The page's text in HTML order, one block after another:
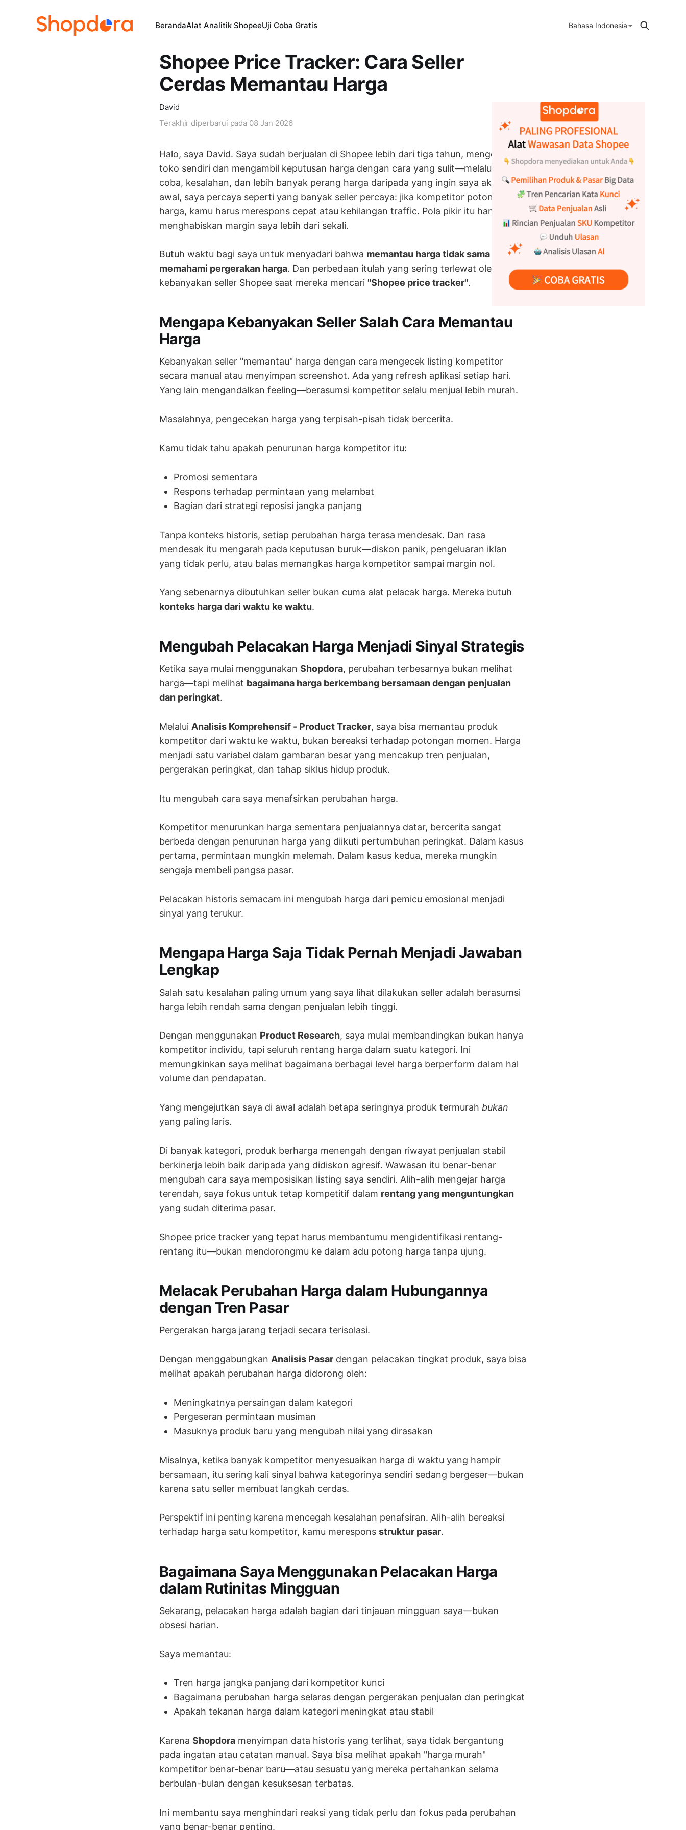
BerandaAlat Analitik ShopeeUji Coba Gratis Bahasa Indonesia
Shopee Price Tracker: Cara Seller
Cerdas Memantau Harga
David
Terakhir diperbarui pada 08 Jan 2026
Halo, saya David. Saya sudah berjualan di Shopee lebih dari tiga tahun, mengelola
toko sendiri dan mengambil keputusan harga dengan cara yang sulit—melalui coba-
coba, kesalahan, dan lebih banyak perang harga daripada yang ingin saya akui. Di
awal, saya percaya seperti yang banyak seller percaya: jika kompetitor potong
harga, kamu harus merespons cepat atau kehilangan traffic. Pola pikir itu hampir
menghabiskan margin saya lebih dari sekali.
Butuh waktu bagi saya untuk menyadari bahwa memantau harga tidak sama dengan
memahami pergerakan harga. Dan perbedaan itulah yang sering terlewat oleh
kebanyakan seller Shopee saat mereka mencari "Shopee price tracker".
Mengapa Kebanyakan Seller Salah Cara Memantau
Harga
Kebanyakan seller "memantau" harga dengan cara mengecek listing kompetitor
secara manual atau menyimpan screenshot. Ada yang refresh aplikasi setiap hari.
Yang lain mengandalkan feeling—berasumsi kompetitor selalu menjual lebih murah.
Masalahnya, pengecekan harga yang terpisah-pisah tidak bercerita.
Kamu tidak tahu apakah penurunan harga kompetitor itu:
Promosi sementara
Respons terhadap permintaan yang melambat
Bagian dari strategi reposisi jangka panjang
Tanpa konteks historis, setiap perubahan harga terasa mendesak. Dan rasa
mendesak itu mengarah pada keputusan buruk—diskon panik, pengeluaran iklan
yang tidak perlu, atau balas memangkas harga kompetitor sampai margin nol.
Yang sebenarnya dibutuhkan seller bukan cuma alat pelacak harga. Mereka butuh
konteks harga dari waktu ke waktu.
Mengubah Pelacakan Harga Menjadi Sinyal Strategis
Ketika saya mulai menggunakan Shopdora, perubahan terbesarnya bukan melihat
harga—tapi melihat bagaimana harga berkembang bersamaan dengan penjualan
dan peringkat.
Melalui Analisis Komprehensif - Product Tracker, saya bisa memantau produk
kompetitor dari waktu ke waktu, bukan bereaksi terhadap potongan momen. Harga
menjadi satu variabel dalam gambaran besar yang mencakup tren penjualan,
pergerakan peringkat, dan tahap siklus hidup produk.
Itu mengubah cara saya menafsirkan perubahan harga.
Kompetitor menurunkan harga sementara penjualannya datar, bercerita sangat
berbeda dengan penurunan harga yang diikuti pertumbuhan peringkat. Dalam kasus
pertama, permintaan mungkin melemah. Dalam kasus kedua, mereka mungkin
sengaja membeli pangsa pasar.
Pelacakan historis semacam ini mengubah harga dari pemicu emosional menjadi
sinyal yang terukur.
Mengapa Harga Saja Tidak Pernah Menjadi Jawaban
Lengkap
Salah satu kesalahan paling umum yang saya lihat dilakukan seller adalah berasumsi
harga lebih rendah sama dengan penjualan lebih tinggi.
Dengan menggunakan Product Research, saya mulai membandingkan bukan hanya
kompetitor individu, tapi seluruh rentang harga dalam suatu kategori. Ini
memungkinkan saya melihat bagaimana berbagai level harga berperform dalam hal
volume dan pendapatan.
Yang mengejutkan saya di awal adalah betapa seringnya produk termurah bukan
yang paling laris.
Di banyak kategori, produk berharga menengah dengan riwayat penjualan stabil
berkinerja lebih baik daripada yang didiskon agresif. Wawasan itu benar-benar
mengubah cara saya memposisikan listing saya sendiri. Alih-alih mengejar harga
terendah, saya fokus untuk tetap kompetitif dalam rentang yang menguntungkan
yang sudah diterima pasar.
Shopee price tracker yang tepat harus membantumu mengidentifikasi rentang-
rentang itu—bukan mendorongmu ke dalam adu potong harga tanpa ujung.
Melacak Perubahan Harga dalam Hubungannya
dengan Tren Pasar
Pergerakan harga jarang terjadi secara terisolasi.
Dengan menggabungkan Analisis Pasar dengan pelacakan tingkat produk, saya bisa
melihat apakah perubahan harga didorong oleh:
Meningkatnya persaingan dalam kategori
Pergeseran permintaan musiman
Masuknya produk baru yang mengubah nilai yang dirasakan
Misalnya, ketika banyak kompetitor menyesuaikan harga di waktu yang hampir
bersamaan, itu sering kali sinyal bahwa kategorinya sendiri sedang bergeser—bukan
karena satu seller membuat langkah cerdas.
Perspektif ini penting karena mencegah kesalahan penafsiran. Alih-alih bereaksi
terhadap harga satu kompetitor, kamu merespons struktur pasar.
Bagaimana Saya Menggunakan Pelacakan Harga
dalam Rutinitas Mingguan
Sekarang, pelacakan harga adalah bagian dari tinjauan mingguan saya—bukan
obsesi harian.
Saya memantau:
Tren harga jangka panjang dari kompetitor kunci
Bagaimana perubahan harga selaras dengan pergerakan penjualan dan peringkat
Apakah tekanan harga dalam kategori meningkat atau stabil
Karena Shopdora menyimpan data historis yang terlihat, saya tidak bergantung
pada ingatan atau catatan manual. Saya bisa melihat apakah "harga murah"
kompetitor benar-benar baru—atau sesuatu yang mereka pertahankan selama
berbulan-bulan dengan kesuksesan terbatas.
Ini membantu saya menghindari reaksi yang tidak perlu dan fokus pada perubahan
yang benar-benar penting.